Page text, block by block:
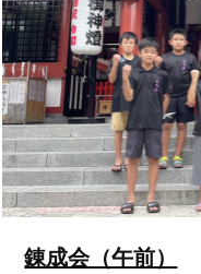
錬成会（午前）